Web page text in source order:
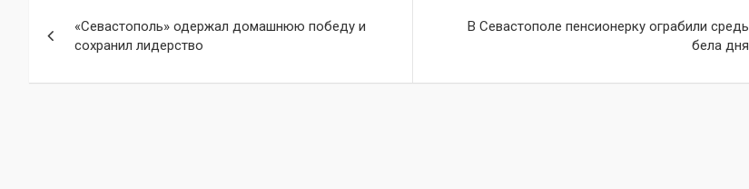
по
записям
«Севастополь» одержал домашнюю победу и
сохранил лидерство
В Севастополе пенсионерку ограбили средь
бела дня